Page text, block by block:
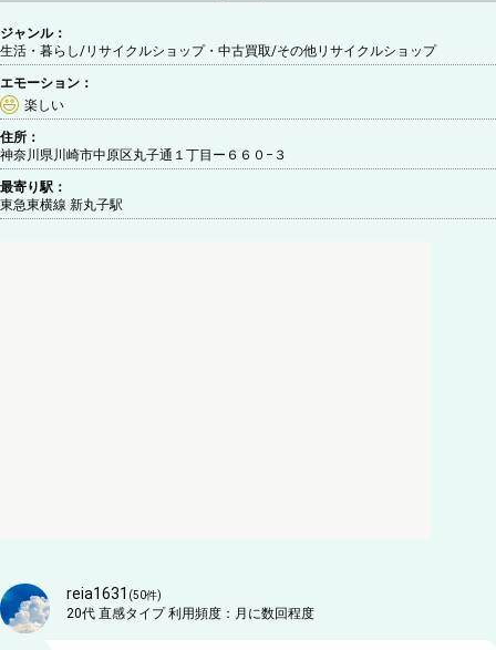
ジャンル：
生活・暮らし/リサイクルショップ・中古買取/その他リサイクルショップ
エモーション：
楽しい
住所：
神奈川県川崎市中原区丸子通１丁目ー６６０−３
最寄り駅：
東急東横線 新丸子駅
reia1631 (50件)
20代 直感タイプ利用頻度： 月に数回程度